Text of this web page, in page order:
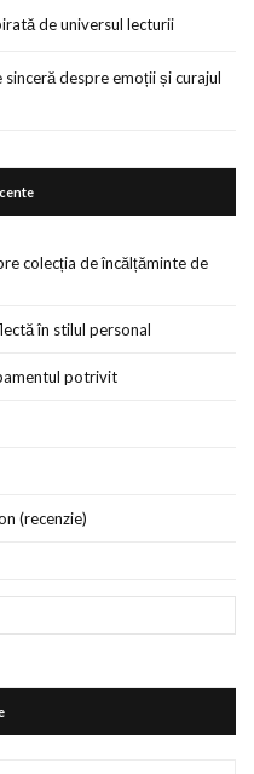
de universul lecturii
despre emoții și curajul
colecția de încălțăminte de
în stilul personal
potrivit
(recenzie)